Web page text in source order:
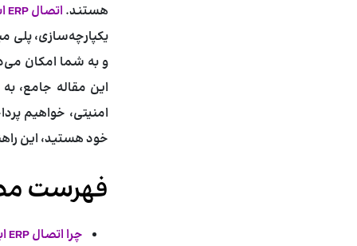
هستند. اتصال ERP ابری به فروشگاه اینترنتی
یکپارچه‌سازی، پلی
و به شما امکان
این مقاله جامع،
امنیتی، خواهیم
خود هستید، این
فهرست
چرا اتصال ERP ابری به فروشگاه اینترنتی ضروری است؟